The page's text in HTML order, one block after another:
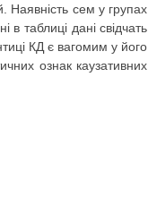
Наявність сем у групах
в таблиці дані свідчать
КД є вагомим у його
ознак каузативних